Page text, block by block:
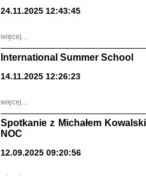
24.11.2025 12:43:45
więcej...
International Summer School
14.11.2025 12:26:23
więcej...
Spotkanie z Michałem
NOC
12.09.2025 09:20:56